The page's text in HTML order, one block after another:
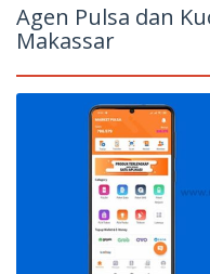
Agen Pulsa dan
Makassar